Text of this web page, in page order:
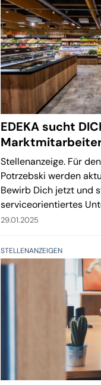
EDEKA sucht
Stellenanzeige. Für
Potrzebski werden
Bewirb Dich jetzt und
serviceorientiertes
29.01.2025
STELLENANZEIGEN